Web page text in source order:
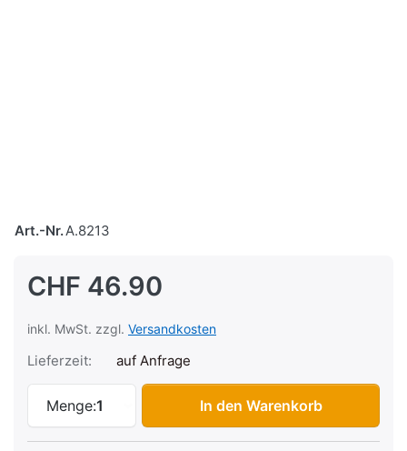
Art.-Nr.A.8213
CHF 46.90
inkl. MwSt. zzgl. Versandkosten
Lieferzeit: auf Anfrage
Menge:1
Abzieher für Ritzel M24x1.5 Pony Beta
In den Warenkorb